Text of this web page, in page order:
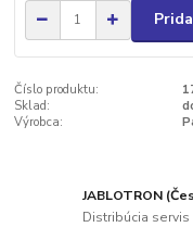
Číslo produktu:
Sklad:
Výrobca:
JABLOTRON
Distribúcia